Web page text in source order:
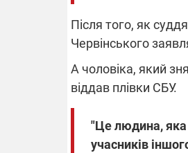
Після того, як
Червінського
А чоловіка, який
віддав плівки СБУ.
"Це людина, яка
учасників